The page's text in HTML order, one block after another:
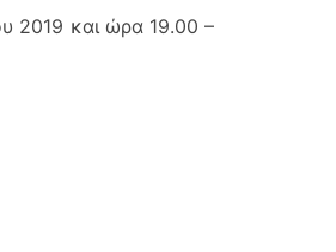
2019 και ώρα 19.00 –